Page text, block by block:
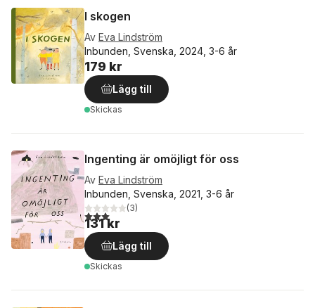
I skogen
Av Eva Lindström
Inbunden, Svenska, 2024, 3-6 år
179 kr
Lägg till
Skickas
Ingenting är omöjligt för oss
Av Eva Lindström
Inbunden, Svenska, 2021, 3-6 år
3,0utav 5 stjärnor. Totalt antal röster:
(3)
131 kr
Lägg till
Skickas